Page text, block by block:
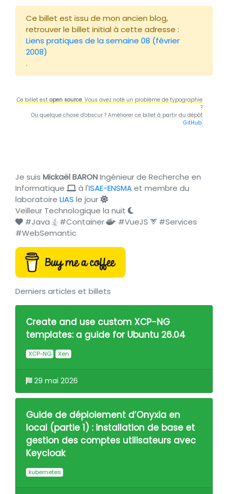
Ce billet est issu de mon ancien blog,
retrouver le billet initial à cette adresse :
Liens pratiques de la semaine 08 (février
2008)
.
Ce billet est open source. Vous avez noté un problème de typographie
?
Ou quelque chose d'obscur ? Améliorer ce billet à partir du dépôt
GitHub.
Je suis Mickaël BARONIngénieur de Recherche en
Informatique
à l'ISAE-ENSMAet membre du
laboratoire LIAS le jour
Veilleur Technologique la nuit
#Java
#Container #VueJS
#Services
#WebSemantic
Derniers articles et billets
Create and use custom XCP-NG
templates: a guide for Ubuntu 26.04
XCP-NG Xen
29 mai 2026
Guide de déploiement d’Onyxia en
local (partie 1) : installation de base et
gestion des comptes utilisateurs avec
Keycloak
kubernetes